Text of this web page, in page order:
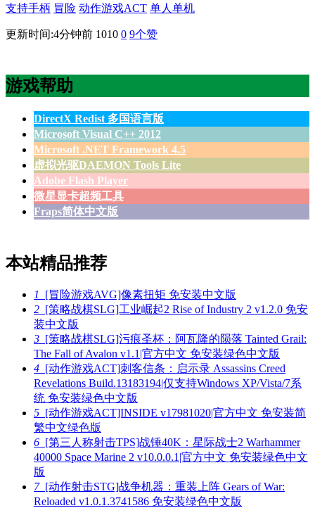
支持手柄 冒险 动作游戏ACT 单人单机
更新时间:4分钟前 1010 0 9个赞
游戏帮助
DirectX Redist 多国语言版
Microsoft Visual C++ 2012
Microsoft .NET Framework 4.5
虚拟光驱DAEMON Tools Lite
Adobe Flash Player
微星显卡超频工具
Fraps简体中文版
本站精品推荐
1 [冒险游戏AVG]像素扭矩 免安装中文版
2 [策略战棋SLG]工业崛起2 Rise of Industry 2 v1.2.0 免安
装中文版
3 [策略战棋SLG]污痕圣杯：阿瓦隆的陨落 Tainted Grail:
The Fall of Avalon v1.1|官方中文 免安装绿色中文版
4 [动作游戏ACT]刺客信条：启示录 Assassins Creed
Revelations Build.13183194|仅支持Windows XP/Vista/7系
统 免安装绿色中文版
5 [动作游戏ACT]INSIDE v17981020|官方中文 免安装简
繁中文绿色版
6 [第三人称射击TPS]战锤40K：星际战士2 Warhammer
40000 Space Marine 2 v10.0.0.1|官方中文 免安装绿色中文
版
7[动作射击STG]战争机器：重装上阵 Gears of War:
Reloaded v1.0.1.3741586 免安装绿色中文版